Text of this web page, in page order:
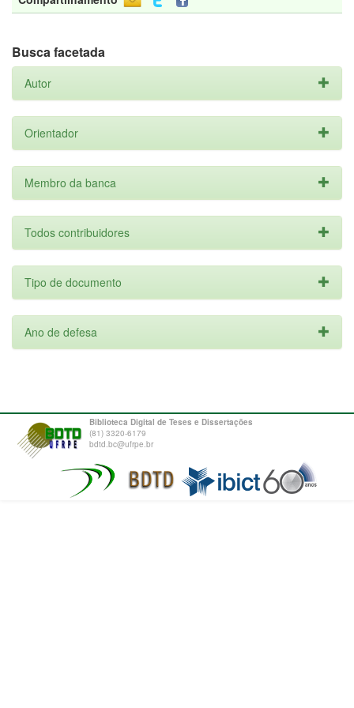
Busca facetada
Autor
Orientador
Membro da banca
Todos contribuidores
Tipo de documento
Ano de defesa
Biblioteca Digital de Teses e Dissertações
(81) 3320-6179
bdtd.bc@ufrpe.br